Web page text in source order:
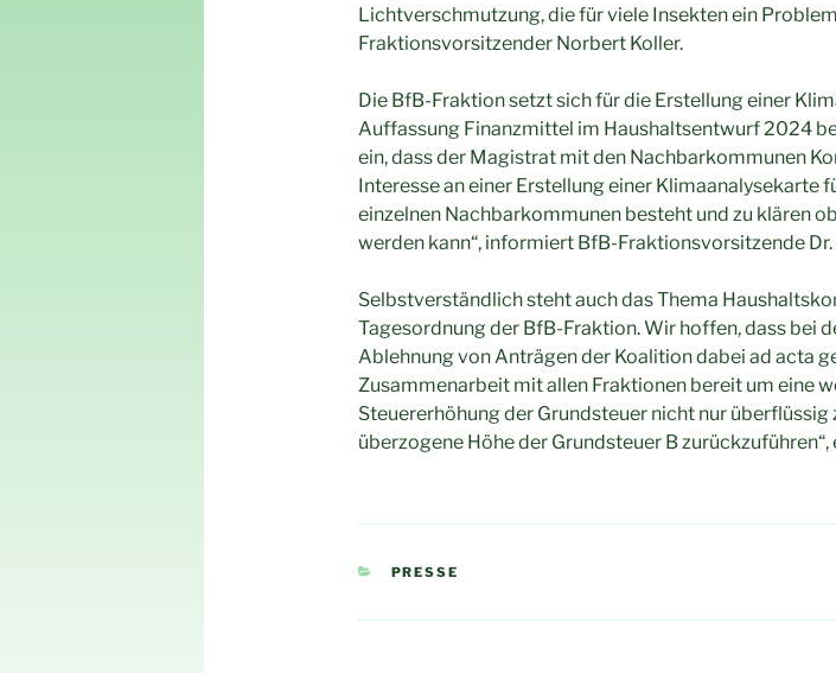
Lichtverschmutzung, die für viele Insekten ein
Fraktionsvorsitzender Norbert Koller.
Die BfB-Fraktion setzt sich für die Erstellung einer
Auffassung Finanzmittel im Haushaltsentwurf 2024
ein, dass der Magistrat mit den Nachbarkommunen
Interesse an einer Erstellung einer
einzelnen Nachbarkommunen besteht und zu klären
werden kann“, informiert BfB-Fraktionsvorsitzende
Selbstverständlich steht auch das Thema
Tagesordnung der BfB-Fraktion. Wir hoffen, dass bei
Ablehnung von Anträgen der Koalition dabei ad acta
Zusammenarbeit mit allen Fraktionen bereit um eine
Steuererhöhung der Grundsteuer nicht nur
überzogene Höhe der Grundsteuer B
KATEGORIEN
PRESSE